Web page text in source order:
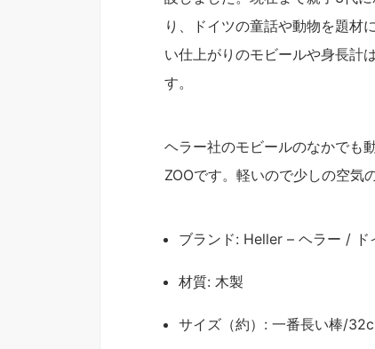
り、ドイツの童話や動物を題材
い仕上がりのモビールや身長計
す。
ヘラー社のモビールのなかでも
ZOOです。軽いので少しの空気
ブランド: Heller – ヘラー / ド
材質: 木製
サイズ（約）: 一番長い棒/